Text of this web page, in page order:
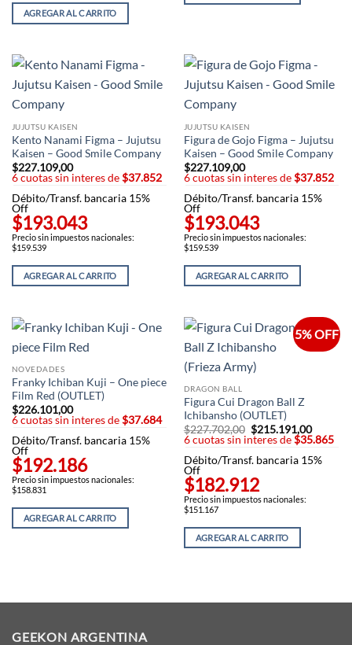
AGREGAR AL CARRITO
JUJUTSU KAISEN
Kento Nanami Figma – Jujutsu
Kaisen – Good Smile Company
$227.109,00
6 cuotas sin interes de$37.852
Débito/Transf. bancaria 15%
Off
$193.043
Precio sin impuestos nacionales:
$159.539
AGREGAR AL CARRITO
JUJUTSU KAISEN
Figura de Gojo Figma – Jujutsu
Kaisen – Good Smile Company
$227.109,00
6 cuotas sin interes de$37.852
Débito/Transf. bancaria 15%
Off
$193.043
Precio sin impuestos nacionales:
$159.539
AGREGAR AL CARRITO
NOVEDADES
Franky Ichiban Kuji – One piece
Film Red (OUTLET)
$226.101,00
6 cuotas sin interes de$37.684
Débito/Transf. bancaria 15%
Off
$192.186
Precio sin impuestos nacionales:
$158.831
AGREGAR AL CARRITO
5% OFF
DRAGON BALL
Figura Cui Dragon Ball Z
Ichibansho (OUTLET)
$227.702,00 El
precio
era:
$215.191,00El
precio
es:
6 cuotas sin interes de$35.865
Débito/Transf. bancaria 15%
Off
$182.912
Precio sin impuestos nacionales:
$151.167
AGREGAR AL CARRITO
GEEKON ARGENTINA